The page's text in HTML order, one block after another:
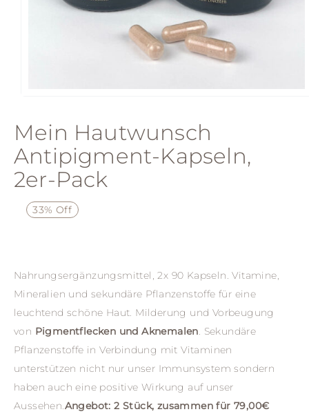
Mein Hautwunsch
Antipigment-Kapseln,
2er-Pack
33% Off
Nahrungsergänzungsmittel, 2x 90 Kapseln. Vitamine,
Mineralien und sekundäre Pflanzenstoffe für eine
leuchtend schöne Haut. Milderung und Vorbeugung
von Pigmentflecken und Aknemalen . Sekundäre
Pflanzenstoffe in Verbindung mit Vitaminen
unterstützen nicht nur unser Immunsystem sondern
haben auch eine positive Wirkung auf unser
Aussehen. Angebot: 2 Stück, zusammen für 79,00€